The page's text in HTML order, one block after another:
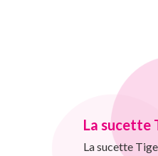
La sucette
La sucette